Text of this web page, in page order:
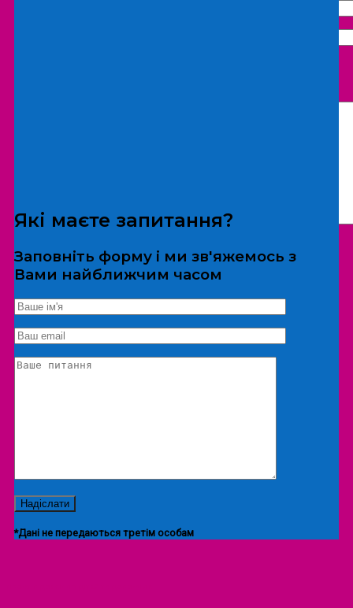
*Дані не передаються третім особам
Екскурсія/локація
Які маєте запитання?
Заповніть форму і ми зв'яжемось з
Вами найближчим часом
*Дані не передаються третім особам